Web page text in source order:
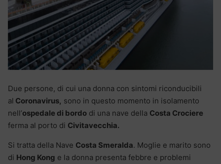
Due persone, di cui una donna con sintomi riconducibili
al Coronavirus, sono in questo momento in isolamento
nell’ospedale di bordo di una nave della Costa Crociere
ferma al porto di Civitavecchia.
Si tratta della Nave Costa Smeralda. Moglie e marito sono
di Hong Kong e la donna presenta febbre e problemi